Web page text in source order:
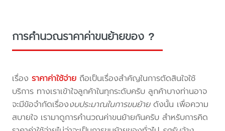
การคำนวณราคาค่าขนย้ายของ ?
เรื่องราคาค่าใช้จ่าย ถือเป็นเรื่องสำคัญในการตัดสินใจใช้
บริการ ทางเราเข้าใจลูกค้าในทุกระดับครับ ลูกค้าบางท่านอาจ
จะมีข้อจำกัดเรื่องงบประมาณในการขนย้ายดังนั้น เพื่อความ
สบายใจ เรามาดูการคำนวณค่าขนย้ายกันครับ สำหรับการคิด